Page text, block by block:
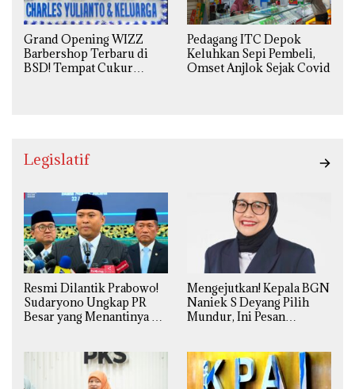
Grand Opening WIZZ
Barbershop Terbaru di
BSD! Tempat Cukur
Pedagang ITC Depok
Keluhkan Sepi Pembeli,
Omset Anjlok Sejak Covid
Legislatif
Resmi Dilantik Prabowo!
Sudaryono Ungkap PR
Besar yang Menantinya di
Mengejutkan! Kepala BGN
Naniek S Deyang Pilih
Mundur, Ini Pesan